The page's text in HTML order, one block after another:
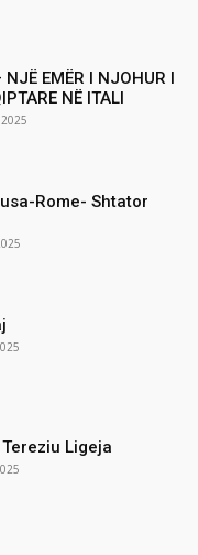
EMËR I NJOHUR I
NË ITALI
Rome- Shtator
Ligeja